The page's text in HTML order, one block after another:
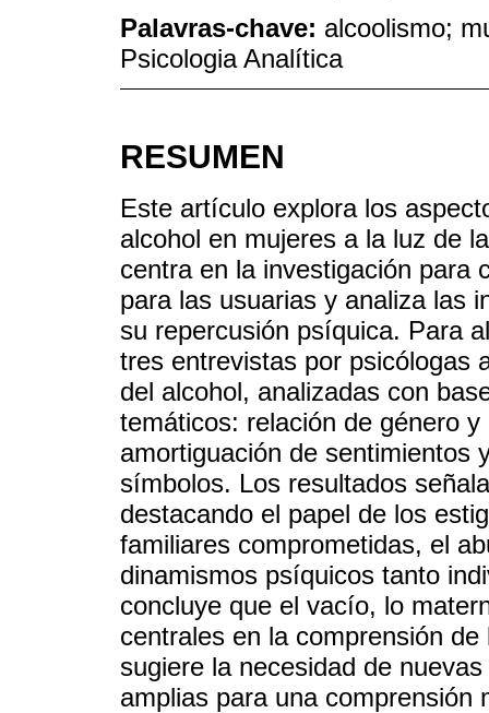
Palavras-chave: alcoolismo;
Psicologia Analítica
RESUMEN
Este artículo explora los
alcohol en mujeres a la luz de
centra en la investigación para
para las usuarias y analiza las
su repercusión psíquica. Para
tres entrevistas por psicólogas
del alcohol, analizadas con
temáticos: relación de género
amortiguación de sentimientos
símbolos. Los resultados
destacando el papel de los
familiares comprometidas, el
dinamismos psíquicos tanto
concluye que el vacío, lo
centrales en la comprensión
sugiere la necesidad de
amplias para una comprensión